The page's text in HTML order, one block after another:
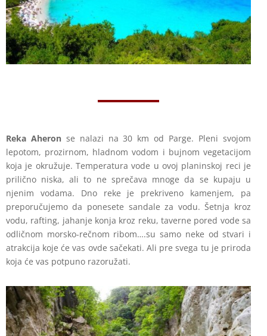
Reka Aheronse nalazi na 30 km od Parge. Pleni svojom
lepotom, prozirnom, hladnom vodom i bujnom vegetacijom
koja je okružuje. Temperatura vode u ovoj planinskoj reci je
prilično niska, ali to ne sprečava mnoge da se kupaju u
njenim vodama. Dno reke je prekriveno kamenjem, pa
preporučujemo da ponesete sandale za vodu. Šetnja kroz
vodu, rafting, jahanje konja kroz reku, taverne pored vode sa
odličnom morsko-rečnom ribom….su samo neke od stvari i
atrakcija koje će vas ovde sačekati. Ali pre svega tu je priroda
koja će vas potpuno razoružati.